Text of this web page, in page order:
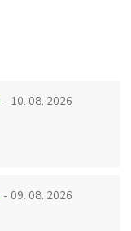
- 10. 08. 2026
- 09. 08. 2026